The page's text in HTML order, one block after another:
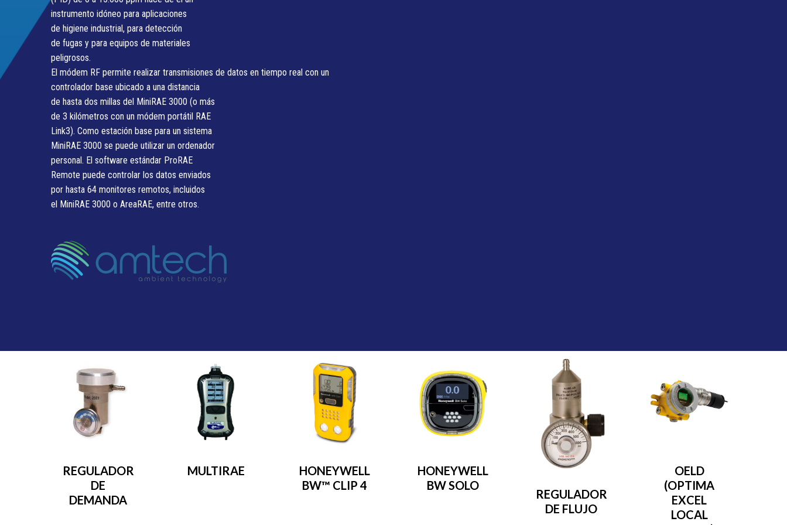
instrumento idóneo para aplicaciones
de higiene industrial, para detección
de fugas y para equipos de materiales
peligrosos.
El módem RF permite realizar transmisiones de datos en tiempo real con un
controlador base ubicado a una distancia
de hasta dos millas del MiniRAE 3000 (o más
de 3 kilómetros con un módem portátil RAE
Link3). Como estación base para un sistema
MiniRAE 3000 se puede utilizar un ordenador
personal. El software estándar ProRAE
Remote puede controlar los datos enviados
por hasta 64 monitores remotos, incluidos
el MiniRAE 3000 o AreaRAE, entre otros.
REGULADOR
DE
DEMANDA
MULTIRAE
HONEYWELL
BW™ CLIP 4
HONEYWELL
BW SOLO
REGULADOR
DE FLUJO
OELD
(OPTIMA
EXCEL
LOCAL